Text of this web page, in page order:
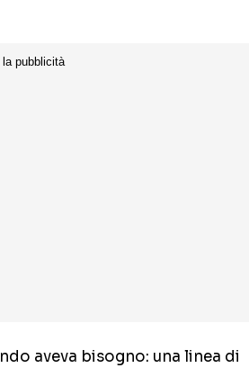
aveva bisogno: una linea di